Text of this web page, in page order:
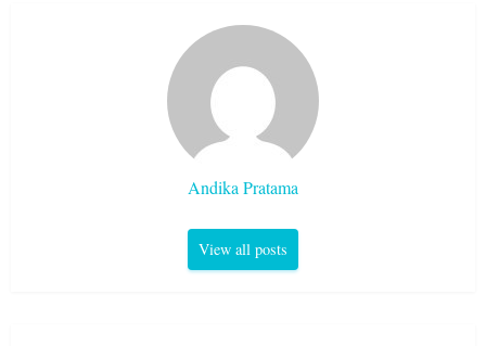
Andika Pratama
View all posts